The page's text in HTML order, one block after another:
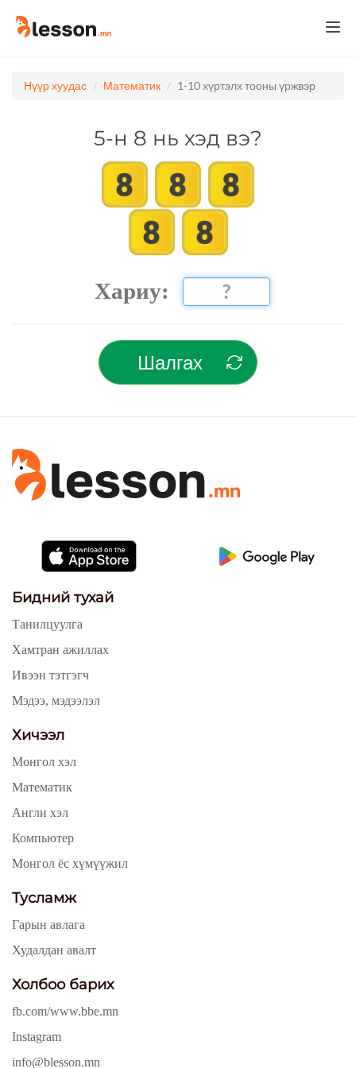
Нүүр хуудас Математик 1-10 хүртэлх тооны үржвэр
5-н 8 нь хэд вэ?
Хариу:
Шалгах
Бидний тухай
Танилцуулга
Хамтран ажиллах
Ивээн тэтгэгч
Мэдээ, мэдээлэл
Хичээл
Монгол хэл
Математик
Англи хэл
Компьютер
Монгол ёс хүмүүжил
Тусламж
Гарын авлага
Худалдан авалт
Холбоо барих
fb.com/www.bbe.mn
Instagram
info@blesson.mn